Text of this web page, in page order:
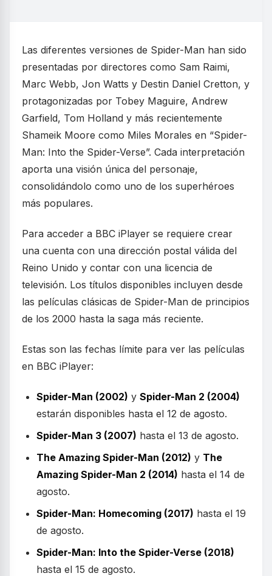
Las diferentes versiones de Spider-Man han sido
presentadas por directores como Sam Raimi,
Marc Webb, Jon Watts y Destin Daniel Cretton, y
protagonizadas por Tobey Maguire, Andrew
Garfield, Tom Holland y más recientemente
Shameik Moore como Miles Morales en “Spider-
Man: Into the Spider-Verse”. Cada interpretación
aporta una visión única del personaje,
consolidándolo como uno de los superhéroes
más populares.
Para acceder a BBC iPlayer se requiere crear
una cuenta con una dirección postal válida del
Reino Unido y contar con una licencia de
televisión. Los títulos disponibles incluyen desde
las películas clásicas de Spider-Man de principios
de los 2000 hasta la saga más reciente.
Estas son las fechas límite para ver las películas
en BBC iPlayer:
Spider-Man (2002) y Spider-Man 2 (2004)
estarán disponibles hasta el 12 de agosto.
Spider-Man 3 (2007) hasta el 13 de agosto.
The Amazing Spider-Man (2012) y The
Amazing Spider-Man 2 (2014) hasta el 14 de
agosto.
Spider-Man: Homecoming (2017) hasta el 19
de agosto.
Spider-Man: Into the Spider-Verse (2018)
hasta el 15 de agosto.